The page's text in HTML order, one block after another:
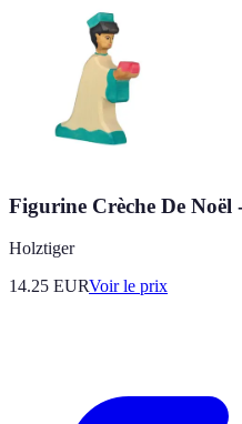
Figurine Crèche De Noël
Holztiger
14.25 EURVoir le prix